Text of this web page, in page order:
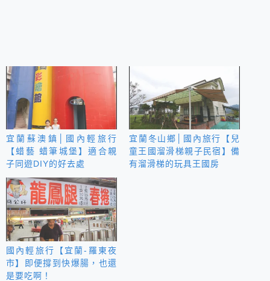
宜蘭蘇澳鎮│國內輕旅行
【蜡藝 蜡筆城堡】適合親
子同遊DIY的好去處
宜蘭冬山鄉│國內旅行【兒
童王國溜滑梯親子民宿】備
有溜滑梯的玩具王國房
國內輕旅行【宜蘭-羅東夜
市】即便撐到快爆腸，也還
是要吃啊！